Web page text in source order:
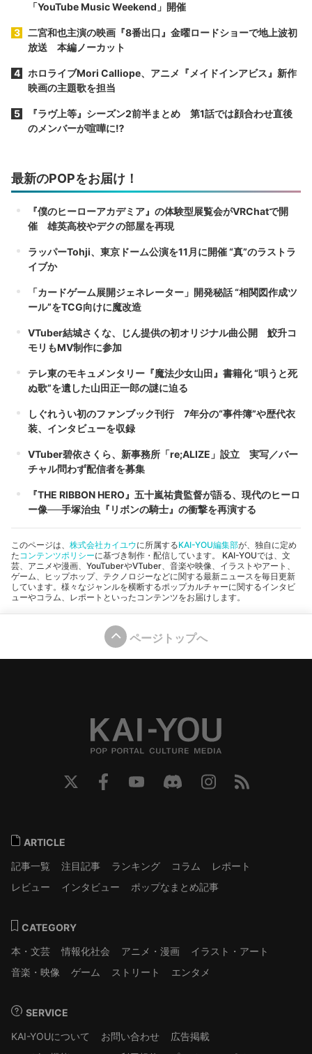
「YouTube Music Weekend」開催
二宮和也主演の映画『8番出口』金曜ロードショーで地上波初
放送 本編ノーカット
ホロライブMori Calliope、アニメ『メイドインアビス』新作
映画の主題歌を担当
『ラヴ上等』シーズン2前半まとめ 第1話では顔合わせ直後
のメンバーが喧嘩に⁉︎
最新のPOPをお届け！
『僕のヒーローアカデミア』の体験型展覧会がVRChatで開
催 雄英高校やデクの部屋を再現
ラッパーTohji、東京ドーム公演を11月に開催 “真”のラストラ
イブか
「カードゲーム展開ジェネレーター」開発秘話 “相関図作成ツ
ール”をTCG向けに魔改造
VTuber結城さくな、じん提供の初オリジナル曲公開 鮫升コ
モリもMV制作に参加
テレ東のモキュメンタリー『魔法少女山田』書籍化 “唄うと死
ぬ歌”を遺した山田正一郎の謎に迫る
しぐれうい初のファンブック刊行 7年分の“事件簿”や歴代衣
装、インタビューを収録
VTuber碧依さくら、新事務所「re;ALIZE」設立 実写／バー
チャル問わず配信者を募集
『THE RIBBON HERO』五十嵐祐貴監督が語る、現代のヒーロ
ー像──手塚治虫『リボンの騎士』の衝撃を再演する
このページは、 株式会社カイユウに所属するKAI-YOU編集部が、独自に定め
たコンテンツポリシーに基づき制作・配信しています。 KAI-YOUでは、文
芸、アニメや漫画、YouTuberやVTuber、音楽や映像、イラストやアート、
ゲーム、ヒップホップ、テクノロジーなどに関する最新ニュースを毎日更新
しています。様々なジャンルを横断するポップカルチャーに関するインタビ
ューやコラム、レポートといったコンテンツをお届けします。
ページトップへ
ARTICLE
記事一覧
注目記事 ランキング コラム
レポート
レビュー
インタビュー ポップなまとめ記事
CATEGORY
本・文芸
情報化社会 アニメ・漫画
イラスト・アート
音楽・映像
ゲーム ストリート エンタメ
SERVICE
KAI-YOUについて
お問い合わせ
広告掲載